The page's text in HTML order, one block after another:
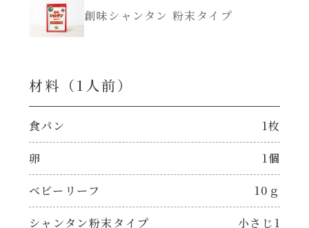
本気中華
肉ピクキノピク
鍋
含む）
白だし
そうめんつゆ
焼肉のたれ 初代
創味シャンタン 粉末タイプ
材料（1⼈前）
食パン 1枚
卵 1個
ベビーリーフ 10ｇ
シャンタン粉末タイプ 小さじ1